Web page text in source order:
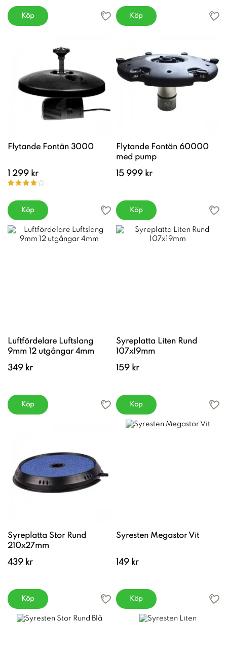
Köp Köp
Flytande Fontän 3000
1 299 kr
Köp
Flytande Fontän 60000
med pump
15 999 kr
Köp
Luftfördelare Luftslang
9mm 12 utgångar 4mm
349 kr
Köp
Syreplatta Liten Rund
107x19mm
159 kr
Köp
Syreplatta Stor Rund
210x27mm
439 kr
Köp
Syresten Megastor Vit
149 kr
Köp